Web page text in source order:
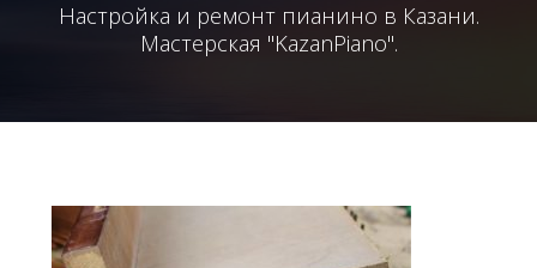
Настройка и ремонт пианино в Казани.
Мастерская "KazanPiano".